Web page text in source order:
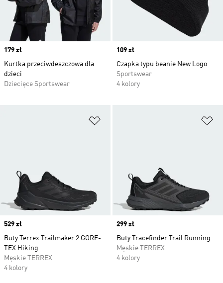
Price
179 zł
Kurtka przeciwdeszczowa dla
dzieci
Dziecięce Sportswear
Price
109 zł
Czapka typu beanie New Logo
Sportswear
4 kolory
Price
529 zł
Buty Terrex Trailmaker 2 GORE-
TEX Hiking
Męskie TERREX
4 kolory
Price
299 zł
Buty Tracefinder Trail Running
Męskie TERREX
4 kolory